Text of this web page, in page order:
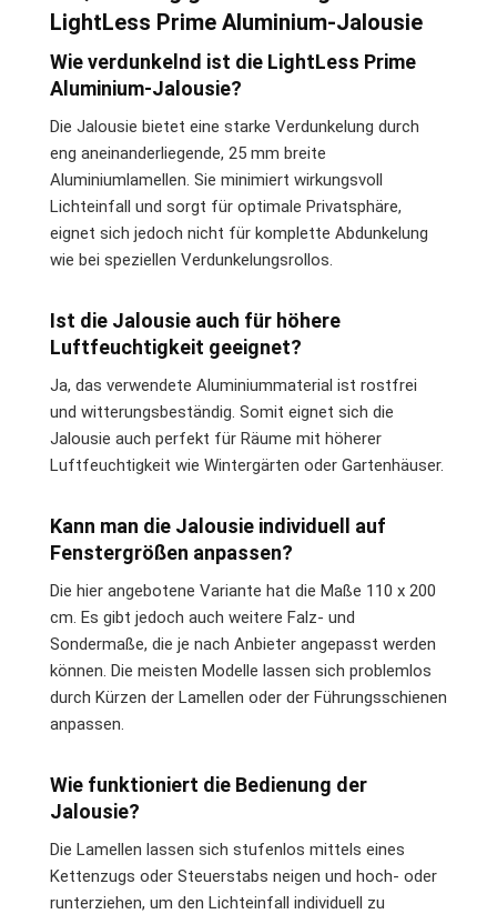
LightLess Prime Aluminium-Jalousie
Wie verdunkelnd ist die LightLess Prime
Aluminium-Jalousie?
Die Jalousie bietet eine starke Verdunkelung durch
eng aneinanderliegende, 25 mm breite
Aluminiumlamellen. Sie minimiert wirkungsvoll
Lichteinfall und sorgt für optimale Privatsphäre,
eignet sich jedoch nicht für komplette Abdunkelung
wie bei speziellen Verdunkelungsrollos.
Ist die Jalousie auch für höhere
Luftfeuchtigkeit geeignet?
Ja, das verwendete Aluminiummaterial ist rostfrei
und witterungsbeständig. Somit eignet sich die
Jalousie auch perfekt für Räume mit höherer
Luftfeuchtigkeit wie Wintergärten oder Gartenhäuser.
Kann man die Jalousie individuell auf
Fenstergrößen anpassen?
Die hier angebotene Variante hat die Maße 110 x 200
cm. Es gibt jedoch auch weitere Falz- und
Sondermaße, die je nach Anbieter angepasst werden
können. Die meisten Modelle lassen sich problemlos
durch Kürzen der Lamellen oder der Führungsschienen
anpassen.
Wie funktioniert die Bedienung der
Jalousie?
Die Lamellen lassen sich stufenlos mittels eines
Kettenzugs oder Steuerstabs neigen und hoch- oder
runterziehen, um den Lichteinfall individuell zu